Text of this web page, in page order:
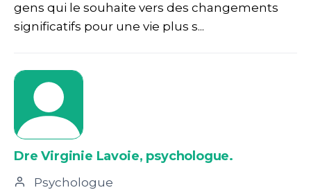
gens qui le souhaite vers des changements
significatifs pour une vie plus s...
Dre Virginie Lavoie, psychologue.
Psychologue